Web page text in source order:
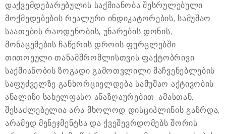
დაქვემდებარებულის საქმიანობა შესრულებული
მოქმედებების რეალური ინდიკატორების, სამუშაო
საათების რაოდენობის, უნარების დონის,
მონაცემების ჩაწერის დროის ფურცლებში.
თითოეული თანამშრომლისთვის ფაქტობრივი
საქმიანობის ზოგადი გამოთვლილი მაჩვენებლების
საფუძველზე განხორციელდება სამუშაო აქტივობის
ანალიზი სახელფასო ანაზღაურებით. ამასთან,
შესაძლებელია არა მხოლოდ დისციპლინის გაზრდა,
არამედ მენეჯმენტსა და ქვეშევრდომებს შორის